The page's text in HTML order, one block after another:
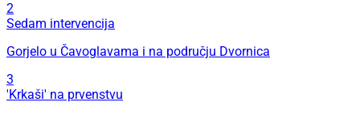
2
Sedam intervencija
Gorjelo u Čavoglavama i na području Dvornica
3
'Krkaši' na prvenstvu